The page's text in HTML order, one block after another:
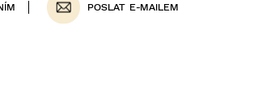
POSLAT